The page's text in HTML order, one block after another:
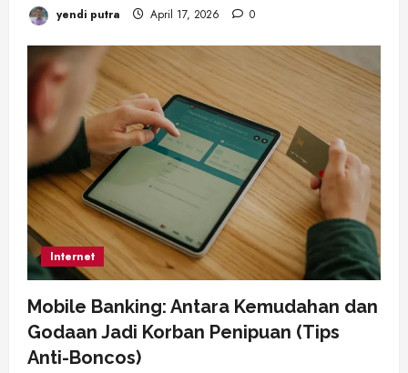
yendi putra April 17, 2026 0
Internet
Mobile Banking: Antara Kemudahan dan
Godaan Jadi Korban Penipuan (Tips
Anti-Boncos)